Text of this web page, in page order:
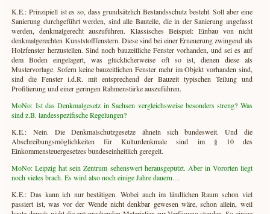
K.E.: Prinzipiell ist es so, dass grundsätzlich Bestandsschutz besteht. Soll aber eine
Sanierung durchgeführt werden, sind alle Bauteile, die in der Sanierung angefasst
werden, denkmalgerecht auszuführen. Klassisches Beispiel: Einbau von nicht
denkmalgerechten Kunststofffenstern. Diese sind bei einer Erneuerung zwingend als
Holzfenster herzustellen. Sind noch bauzeitliche Fenster vorhanden, und sei es auf
dem Boden eingelagert, was glücklicherweise oft so ist, dienen diese als
Mustervorlage. Sofern keine bauzeitlichen Fenster mehr im Objekt vorhanden sind,
sind die Fenster i.d.R. mit entsprechend der Bauzeit typischen Teilung und
Profilierung und einer geringen Rahmenstärke auszuführen.
MoNo: Ist das Denkmalgesetz in Sachsen vergleichsweise besonders streng? Was
sind z.B. landesspezifische Regelungen?
K.E.: Nein. Die Denkmalschutzgesetze ähneln sich bundesweit. Und die
Abschreibungsmöglichkeiten für Kulturdenkmale sind im § 10 des
Einkommensteuergesetzes bundeseinheitlich geregelt.
MoNo: Leipzig hat sein Zentrum sehenswert herausgeputzt. Aber in Vororten liegt
noch vieles brach. Es wird also noch einige Jahre dauern…
K.E.: Das kann ich nur bestätigen. Wobei auch im ländlichen Raum schon viel
passiert ist, was vor der Wende nicht denkbar gewesen wäre, schon allein, weil